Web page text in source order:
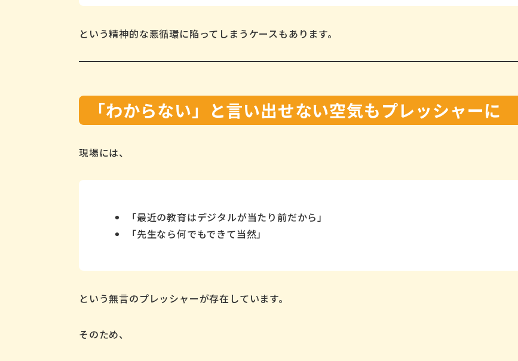
という精神的な悪循環に陥ってしまうケースもあります。
「わからない」と言い出せない空気もプレッシャーに
現場には、
「最近の教育はデジタルが当たり前だから」
「先生なら何でもできて当然」
という無言のプレッシャーが存在しています。
そのため、